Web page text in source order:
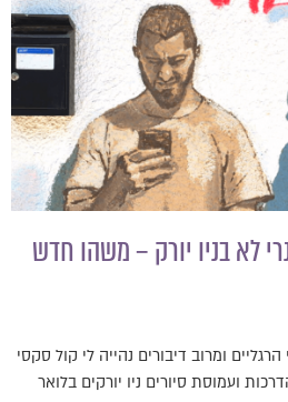
לא בניו יורק – משהו חדש
ומרוב דיבורים נהייה לי קול סקסי
ועמוסת סיורים ניו יורקים בלואר